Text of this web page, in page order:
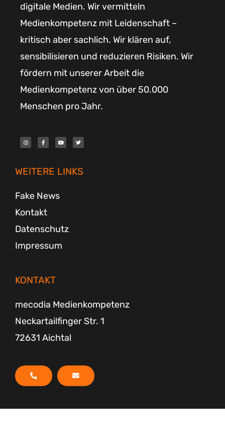
digitale Medien. Wir vermitteln
Medienkompetenz mit Leidenschaft –
kritisch aber sachlich. Wir klären auf,
sensibilisieren und reduzieren Risiken. Wir
fördern mit unserer Arbeit die
Medienkompetenz von über 50.000
Menschen pro Jahr.
I
n
s
a
m
F
a
c
k
-
Y
o
u
T
w
i
WEITERE LINKS
Fake News
Kontakt
Datenschutz
Impressum
KONTAKT
mecodia Medienkompetenz
Neckartailfinger Str. 1
72631 Aichtal